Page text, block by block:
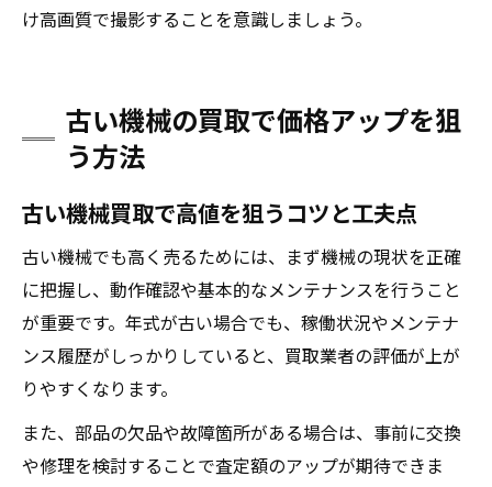
け高画質で撮影することを意識しましょう。
古い機械の買取で価格アップを狙
う方法
古い機械買取で高値を狙うコツと工夫点
古い機械でも高く売るためには、まず機械の現状を正確
に把握し、動作確認や基本的なメンテナンスを行うこと
が重要です。年式が古い場合でも、稼働状況やメンテナ
ンス履歴がしっかりしていると、買取業者の評価が上が
りやすくなります。
また、部品の欠品や故障箇所がある場合は、事前に交換
や修理を検討することで査定額のアップが期待できま